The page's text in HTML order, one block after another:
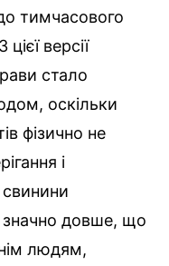
тимчасового
версії
стало
оскільки
фізично не
і
значно довше, що
людям,